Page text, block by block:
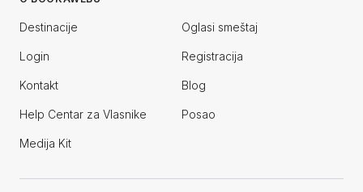
Destinacije Oglasi smeštaj
Login Registracija
Kontakt Blog
Help Centar za Vlasnike Posao
Medija Kit